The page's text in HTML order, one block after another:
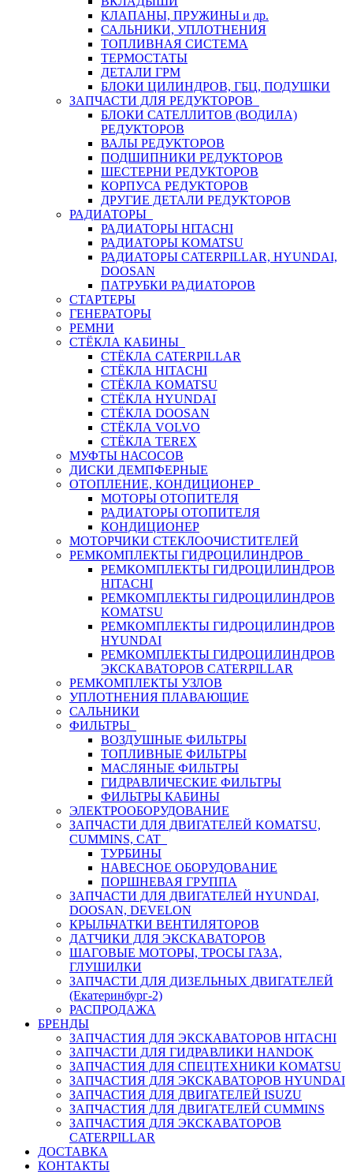
КЛАПАНЫ, ПРУЖИНЫ и др.
САЛЬНИКИ, УПЛОТНЕНИЯ
ТОПЛИВНАЯ СИСТЕМА
ТЕРМОСТАТЫ
ДЕТАЛИ ГРМ
БЛОКИ ЦИЛИНДРОВ, ГБЦ, ПОДУШКИ
ЗАПЧАСТИ ДЛЯ РЕДУКТОРОВ
БЛОКИ САТЕЛЛИТОВ (ВОДИЛА)
РЕДУКТОРОВ
ВАЛЫ РЕДУКТОРОВ
ПОДШИПНИКИ РЕДУКТОРОВ
ШЕСТЕРНИ РЕДУКТОРОВ
КОРПУСА РЕДУКТОРОВ
ДРУГИЕ ДЕТАЛИ РЕДУКТОРОВ
РАДИАТОРЫ
РАДИАТОРЫ HITACHI
РАДИАТОРЫ KOMATSU
РАДИАТОРЫ CATERPILLAR, HYUNDAI,
DOOSAN
ПАТРУБКИ РАДИАТОРОВ
СТАРТЕРЫ
ГЕНЕРАТОРЫ
РЕМНИ
СТЁКЛА КАБИНЫ
СТЁКЛА CATERPILLAR
СТЁКЛА HITACHI
СТЁКЛА KOMATSU
СТЁКЛА HYUNDAI
СТЁКЛА DOOSAN
СТЁКЛА VOLVO
СТЁКЛА TEREX
МУФТЫ НАСОСОВ
ДИСКИ ДЕМПФЕРНЫЕ
ОТОПЛЕНИЕ, КОНДИЦИОНЕР
МОТОРЫ ОТОПИТЕЛЯ
РАДИАТОРЫ ОТОПИТЕЛЯ
КОНДИЦИОНЕР
МОТОРЧИКИ СТЕКЛООЧИСТИТЕЛЕЙ
РЕМКОМПЛЕКТЫ ГИДРОЦИЛИНДРОВ
РЕМКОМПЛЕКТЫ ГИДРОЦИЛИНДРОВ
HITACHI
РЕМКОМПЛЕКТЫ ГИДРОЦИЛИНДРОВ
KOMATSU
РЕМКОМПЛЕКТЫ ГИДРОЦИЛИНДРОВ
HYUNDAI
РЕМКОМПЛЕКТЫ ГИДРОЦИЛИНДРОВ
ЭКСКАВАТОРОВ CATERPILLAR
РЕМКОМПЛЕКТЫ УЗЛОВ
УПЛОТНЕНИЯ ПЛАВАЮЩИЕ
САЛЬНИКИ
ФИЛЬТРЫ
ВОЗДУШНЫЕ ФИЛЬТРЫ
ТОПЛИВНЫЕ ФИЛЬТРЫ
МАСЛЯНЫЕ ФИЛЬТРЫ
ГИДРАВЛИЧЕСКИЕ ФИЛЬТРЫ
ФИЛЬТРЫ КАБИНЫ
ЭЛЕКТРООБОРУДОВАНИЕ
ЗАПЧАСТИ ДЛЯ ДВИГАТЕЛЕЙ KOMATSU,
CUMMINS, CAT
ТУРБИНЫ
НАВЕСНОЕ ОБОРУДОВАНИЕ
ПОРШНЕВАЯ ГРУППА
ЗАПЧАСТИ ДЛЯ ДВИГАТЕЛЕЙ HYUNDAI,
DOOSAN, DEVELON
КРЫЛЬЧАТКИ ВЕНТИЛЯТОРОВ
ДАТЧИКИ ДЛЯ ЭКСКАВАТОРОВ
ШАГОВЫЕ МОТОРЫ, ТРОСЫ ГАЗА,
ГЛУШИЛКИ
ЗАПЧАСТИ ДЛЯ ДИЗЕЛЬНЫХ ДВИГАТЕЛЕЙ
(Екатеринбург-2)
РАСПРОДАЖА
БРЕНДЫ
ЗАПЧАСТИЯ ДЛЯ ЭКСКАВАТОРОВ HITACHI
ЗАПЧАСТИ ДЛЯ ГИДРАВЛИКИ HANDOK
ЗАПЧАСТИЯ ДЛЯ СПЕЦТЕХНИКИ KOMATSU
ЗАПЧАСТИЯ ДЛЯ ЭКСКАВАТОРОВ HYUNDAI
ЗАПЧАСТИЯ ДЛЯ ДВИГАТЕЛЕЙ ISUZU
ЗАПЧАСТИЯ ДЛЯ ДВИГАТЕЛЕЙ CUMMINS
ЗАПЧАСТИЯ ДЛЯ ЭКСКАВАТОРОВ
CATERPILLAR
ДОСТАВКА
КОНТАКТЫ